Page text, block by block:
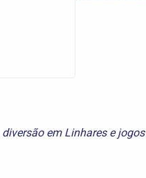
diversão em Linharesejogos